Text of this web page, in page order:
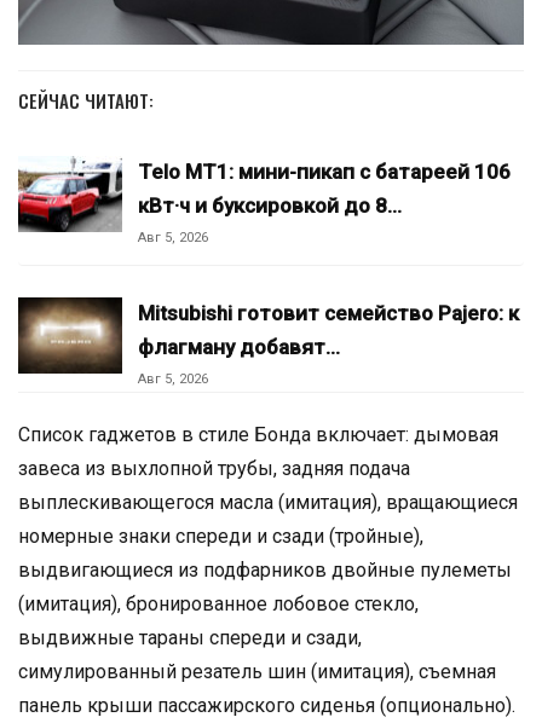
СЕЙЧАС ЧИТАЮТ:
Telo MT1: мини-пикап с батареей 106
кВт·ч и буксировкой до 8…
Авг 5, 2026
Mitsubishi готовит семейство Pajero: к
флагману добавят…
Авг 5, 2026
Список гаджетов в стиле Бонда включает: дымовая
завеса из выхлопной трубы, задняя подача
выплескивающегося масла (имитация), вращающиеся
номерные знаки спереди и сзади (тройные),
выдвигающиеся из подфарников двойные пулеметы
(имитация), бронированное лобовое стекло,
выдвижные тараны спереди и сзади,
симулированный резатель шин (имитация), съемная
панель крыши пассажирского сиденья (опционально).